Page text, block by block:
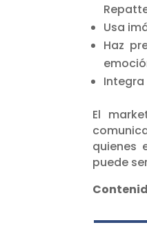
Usa
Haz
Integra
El
quienes
puede